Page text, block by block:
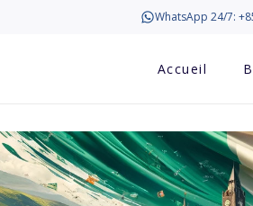
WhatsApp 24/7:
Accueil